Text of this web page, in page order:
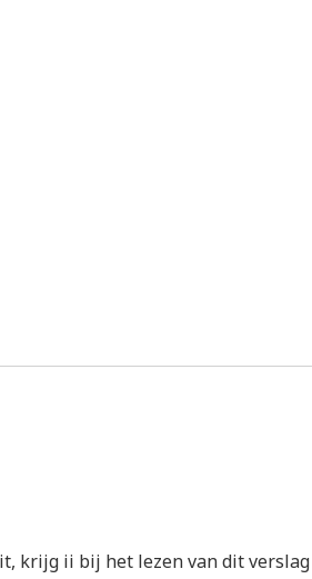
krijg ii bij het lezen van dit verslag